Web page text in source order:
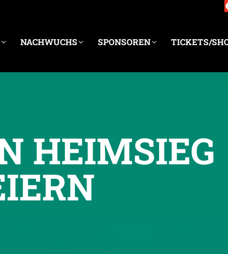
NACHWUCHS SPONSOREN TICKETS/
HEIMSIEG